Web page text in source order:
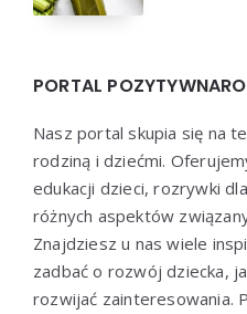
PORTAL
Nasz portal skupia się na
rodziną i dziećmi.
edukacji dzieci, rozrywki
różnych aspektów
Znajdziesz u nas wiele
zadbać o rozwój dziecka,
rozwijać zainteresowania.